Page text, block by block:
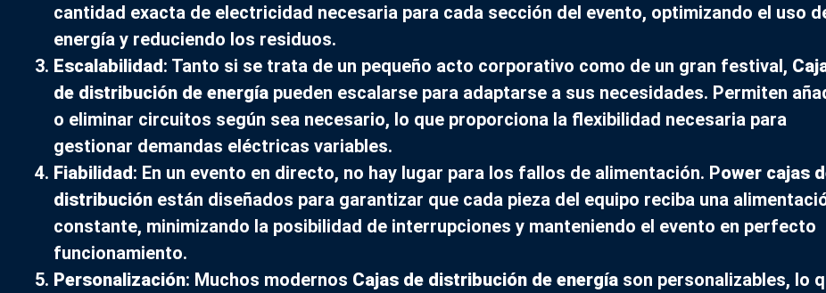
cantidad exacta de electricidad necesaria para cada sección del evento, optimizando el uso
energía y reduciendo los residuos.
Escalabilidad: Tanto si se trata de un pequeño acto corporativo como de un gran festival,
de distribución de energía pueden escalarse para adaptarse a sus necesidades. Permiten
o eliminar circuitos según sea necesario, lo que proporciona la flexibilidad necesaria para
gestionar demandas eléctricas variables.
Fiabilidad: En un evento en directo, no hay lugar para los fallos de alimentación. Power cajas
distribución están diseñados para garantizar que cada pieza del equipo reciba una
constante, minimizando la posibilidad de interrupciones y manteniendo el evento en perfecto
funcionamiento.
Personalización: Muchos modernos Cajas de distribución de energía son personalizables, lo